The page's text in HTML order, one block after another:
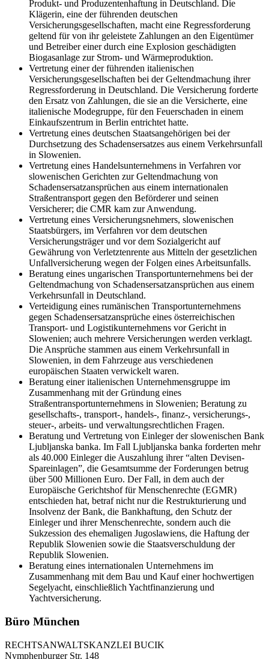
Produkt- und Produzentenhaftung in Deutschland. Die
Klägerin, eine der führenden deutschen
Versicherungsgesellschaften, macht eine Regressforderung
geltend für von ihr geleistete Zahlungen an den Eigentümer
und Betreiber einer durch eine Explosion geschädigten
Biogasanlage zur Strom- und Wärmeproduktion.
Vertretung einer der führenden italienischen
Versicherungsgesellschaften bei der Geltendmachung ihrer
Regressforderung in Deutschland. Die Versicherung forderte
den Ersatz von Zahlungen, die sie an die Versicherte, eine
italienische Modegruppe, für den Feuerschaden in einem
Einkaufszentrum in Berlin entrichtet hatte.
Vertretung eines deutschen Staatsangehörigen bei der
Durchsetzung des Schadensersatzes aus einem Verkehrsunfall
in Slowenien.
Vertretung eines Handelsunternehmens in Verfahren vor
slowenischen Gerichten zur Geltendmachung von
Schadensersatzansprüchen aus einem internationalen
Straßentransport gegen den Beförderer und seinen
Versicherer; die CMR kam zur Anwendung.
Vertretung eines Versicherungsnehmers, slowenischen
Staatsbürgers, im Verfahren vor dem deutschen
Versicherungsträger und vor dem Sozialgericht auf
Gewährung von Verletztenrente aus Mitteln der gesetzlichen
Unfallversicherung wegen der Folgen eines Arbeitsunfalls.
Beratung eines ungarischen Transportunternehmens bei der
Geltendmachung von Schadensersatzansprüchen aus einem
Verkehrsunfall in Deutschland.
Verteidigung eines rumänischen Transportunternehmens
gegen Schadensersatzansprüche eines österreichischen
Transport- und Logistikunternehmens vor Gericht in
Slowenien; auch mehrere Versicherungen werden verklagt.
Die Ansprüche stammen aus einem Verkehrsunfall in
Slowenien, in dem Fahrzeuge aus verschiedenen
europäischen Staaten verwickelt waren.
Beratung einer italienischen Unternehmensgruppe im
Zusammenhang mit der Gründung eines
Straßentransportunternehmens in Slowenien; Beratung zu
gesellschafts-, transport-, handels-, finanz-, versicherungs-,
steuer-, arbeits- und verwaltungsrechtlichen Fragen.
Beratung und Vertretung von Einleger der slowenischen Bank
Ljubljanska banka. Im Fall Ljubljanska banka forderten mehr
als 40.000 Einleger die Auszahlung ihrer “alten Devisen-
Spareinlagen”, die Gesamtsumme der Forderungen betrug
über 500 Millionen Euro. Der Fall, in dem auch der
Europäische Gerichtshof für Menschenrechte (EGMR)
entschieden hat, betraf nicht nur die Restrukturierung und
Insolvenz der Bank, die Bankhaftung, den Schutz der
Einleger und ihrer Menschenrechte, sondern auch die
Sukzession des ehemaligen Jugoslawiens, die Haftung der
Republik Slowenien sowie die Staatsverschuldung der
Republik Slowenien.
Beratung eines internationalen Unternehmens im
Zusammenhang mit dem Bau und Kauf einer hochwertigen
Segelyacht, einschließlich Yachtfinanzierung und
Yachtversicherung.
Büro München
RECHTSANWALTSKANZLEI BUCIK
Nymphenburger Str. 148